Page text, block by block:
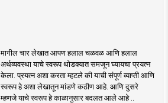
मागील चार लेखात आपण हलाल चळवळ आणि हलाल
अर्थव्यवस्था याचे स्वरूप थोडक्यात समजून घ्यायचा प्रयत्न
केला. प्रयत्न अशा करता म्हटले की याची संपूर्ण व्याप्ती आणि
स्वरूप हे अशा लेखातून मांडणे कठीण आहे. आणि दुसरे
म्हणजे याचे स्वरूप हे काळानुसार बदलत आले आहे ..